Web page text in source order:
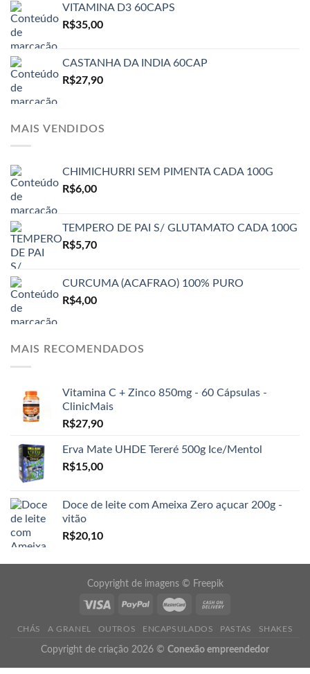
VITAMINA D3 60CAPS
R$35,00
CASTANHA DA INDIA 60CAP
R$27,90
MAIS VENDIDOS
CHIMICHURRI SEM PIMENTA CADA 100G
R$6,00
TEMPERO DE PAI S/ GLUTAMATO CADA 100G
R$5,70
CURCUMA (ACAFRAO) 100% PURO
R$4,00
MAIS RECOMENDADOS
Vitamina C + Zinco 850mg - 60 Cápsulas -
ClinicMais
R$27,90
Erva Mate UHDE Tereré 500g Ice/Mentol
R$15,00
Doce de leite com Ameixa Zero açucar 200g -
vitão
R$20,10
Copyright de imagens © Freepik
CHÁS A GRANEL OUTROS ENCAPSULADOS PASTAS SHAKES
Copyright de criação 2026 © Conexão empreendedor